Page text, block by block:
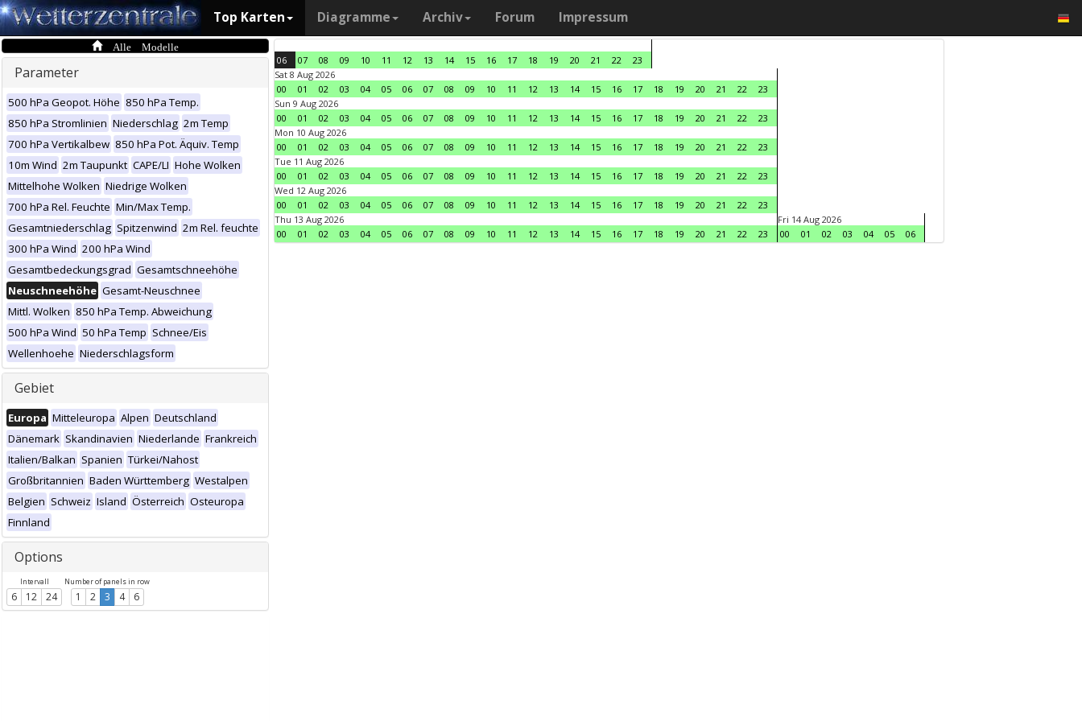
Top Karten Diagramme Archiv Forum Impressum
Alle Modelle
Parameter
500 hPa Geopot. Höhe 850 hPa Temp.
850 hPa Stromlinien Niederschlag 2m Temp
700 hPa Vertikalbew 850 hPa Pot. Äquiv. Temp
10m Wind 2m Taupunkt CAPE/LI Hohe Wolken
Mittelhohe Wolken Niedrige Wolken
700 hPa Rel. Feuchte Min/Max Temp.
Gesamtniederschlag Spitzenwind 2m Rel. feuchte
300 hPa Wind 200 hPa Wind
Gesamtbedeckungsgrad Gesamtschneehöhe
Neuschneehöhe Gesamt-Neuschnee
Mittl. Wolken 850 hPa Temp. Abweichung
500 hPa Wind 50 hPa Temp Schnee/Eis
Wellenhoehe Niederschlagsform
Gebiet
Europa Mitteleuropa Alpen Deutschland
Dänemark Skandinavien Niederlande Frankreich
Italien/Balkan Spanien Türkei/Nahost
Großbritannien Baden Württemberg Westalpen
Belgien Schweiz Island Österreich Osteuropa
Finnland
Options
Intervall
6 12 24
Number of panels in row
1 2 3 4 6
06 07 08 09 10 11 12 13 14 15 16 17 18 19 20 21 22
23
Sat 8 Aug 2026
00
01 02 03 04 05 06 07 08 09 10 11 12 13 14 15 16 17 18 19 20 21 22
23
Sun 9 Aug 2026
00
01 02 03 04 05 06 07 08 09 10 11 12 13 14 15 16 17 18 19 20 21 22
23
Mon 10 Aug 2026
00
01 02 03 04 05 06 07 08 09 10 11 12 13 14 15 16 17 18 19 20 21 22
23
Tue 11 Aug 2026
00
01 02 03 04 05 06 07 08 09 10 11 12 13 14 15 16 17 18 19 20 21 22
23
Wed 12 Aug 2026
00
01 02 03 04 05 06 07 08 09 10 11 12 13 14 15 16 17 18 19 20 21 22
23
Thu 13 Aug 2026
00
01 02 03 04 05 06 07 08 09 10 11 12 13 14 15 16 17 18 19 20 21 22 23
Fri 14 Aug 2026
00
01 02 03 04 05 06